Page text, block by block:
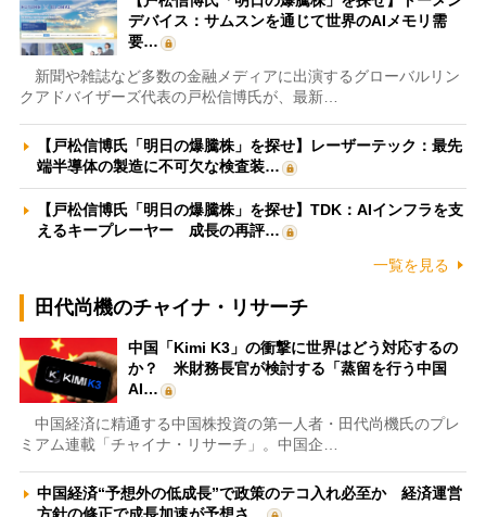
デバイス：サムスンを通じて世界のAIメモリ需
要…
新聞や雑誌など多数の金融メディアに出演するグローバルリン
クアドバイザーズ代表の戸松信博氏が、最新…
【戸松信博氏「明日の爆騰株」を探せ】レーザーテック：最先
端半導体の製造に不可欠な検査装…
【戸松信博氏「明日の爆騰株」を探せ】TDK：AIインフラを支
えるキープレーヤー 成長の再評…
一覧を見る
田代尚機のチャイナ・リサーチ
中国「Kimi K3」の衝撃に世界はどう対応するの
か？ 米財務長官が検討する「蒸留を行う中国
AI…
中国経済に精通する中国株投資の第一人者・田代尚機氏のプレ
ミアム連載「チャイナ・リサーチ」。中国企…
中国経済“予想外の低成長”で政策のテコ入れ必至か 経済運営